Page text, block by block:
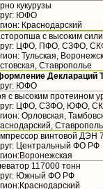
кукурузы
ЮФО
Краснодарский
с высоким
ЦФО, ПФО, СЗФО,
Тульская,
Ставрополье
Деклараций
ЮФО
с высоким протеином
ЦФО, СЗФО, ЮФО,
Орловская,
винтовой ДЭН
Центральный ФО РФ
117000 тонн
Южный ФО РФ